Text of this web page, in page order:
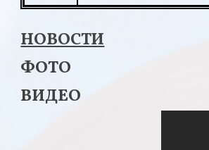
НОВОСТИ
ФОТО
ВИДЕО